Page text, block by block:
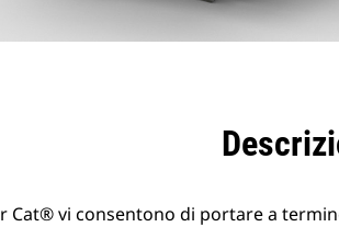
vi consentono di portare a